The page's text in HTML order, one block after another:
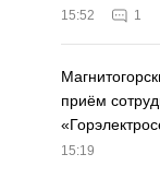
15:52 1
приём
15:19